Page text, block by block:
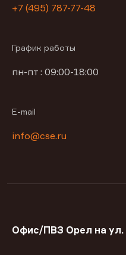
+7 (495) 787-77-48
График работы
пн-пт : 09:00-18:00
E-mail
info@cse.ru
Офис/ПВЗ Орел на ул.